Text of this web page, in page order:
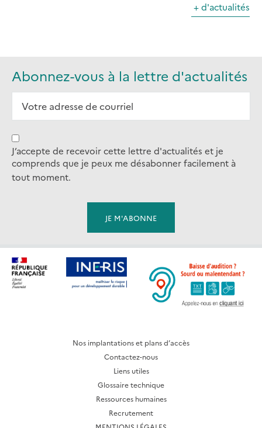
+ d'actualités
Abonnez-vous à la lettre d'actualités
J’accepte de recevoir cette lettre d'actualités et je
comprends que je peux me désabonner facilement à
tout moment.
Nos implantations et plans d’accès
Contactez-nous
Liens utiles
Glossaire technique
Ressources humaines
Recrutement